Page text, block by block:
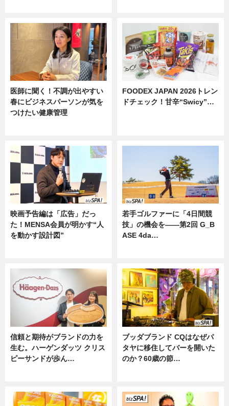
医師に聞く！不調が出やすい
春にビジネスパーソンが気を
つけたい健康管理
FOODEX JAPAN 2026トレン
ドチェック！甘辛“Swicy”…
映画予告編は「広告」だっ
た！MENSA会員が明かす“人
を動かす設計図”
若手ゴルファーに「4日間競
技」の機会を——第2回 G_B
ASE 4da…
信頼と期待がブランドの力を
生む。ハーゲンダッツ クリス
ピーサンドが歩ん…
ブッダブランド CQはなぜパ
タヤに移住してバーを開いた
のか？60歳の節…